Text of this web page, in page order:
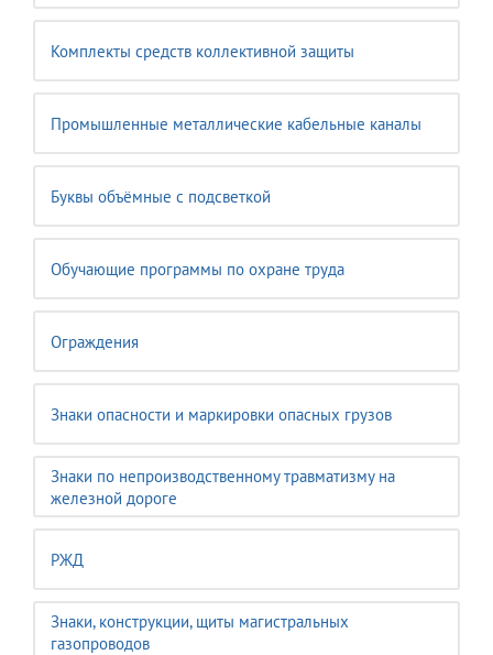
Комплекты средств коллективной защиты
Промышленные металлические кабельные каналы
Буквы объёмные с подсветкой
Обучающие программы по охране труда
Ограждения
Знаки опасности и маркировки опасных грузов
Знаки по непроизводственному травматизму на
железной дороге
РЖД
Знаки, конструкции, щиты магистральных
газопроводов